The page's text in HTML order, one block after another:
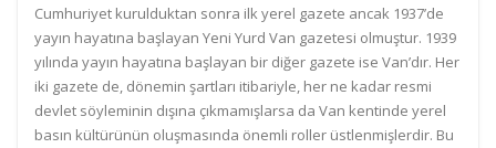
Cumhuriyet kurulduktan sonra ilk yerel gazete ancak 1937’de
yayın hayatına başlayan Yeni Yurd Van gazetesi olmuştur. 1939
yılında yayın hayatına başlayan bir diğer gazete ise Van’dır. Her
iki gazete de, dönemin şartları itibariyle, her ne kadar resmi
devlet söyleminin dışına çıkmamışlarsa da Van kentinde yerel
basın kültürünün oluşmasında önemli roller üstlenmişlerdir. Bu